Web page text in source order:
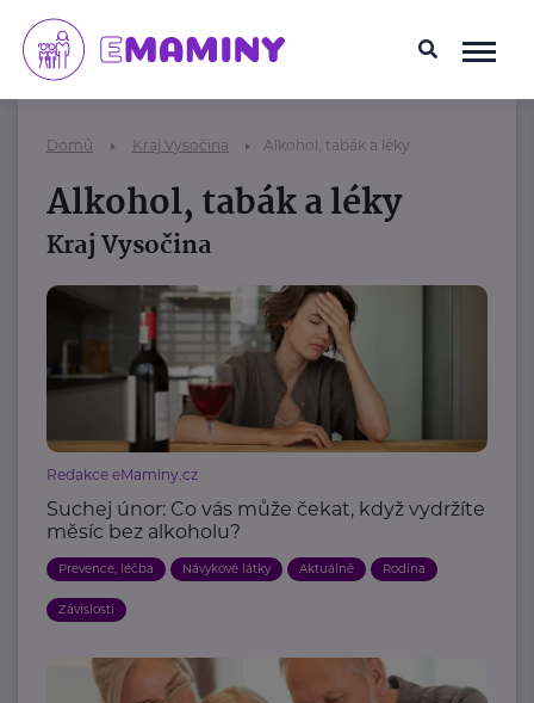
Domů Kraj Vysočina Alkohol, tabák a léky
Alkohol, tabák a léky
Kraj Vysočina
Redakce eMaminy.cz
Suchej únor: Co vás může čekat, když vydržíte
měsíc bez alkoholu?
Prevence, léčba Návykové látky Aktuálně Rodina
Závislosti